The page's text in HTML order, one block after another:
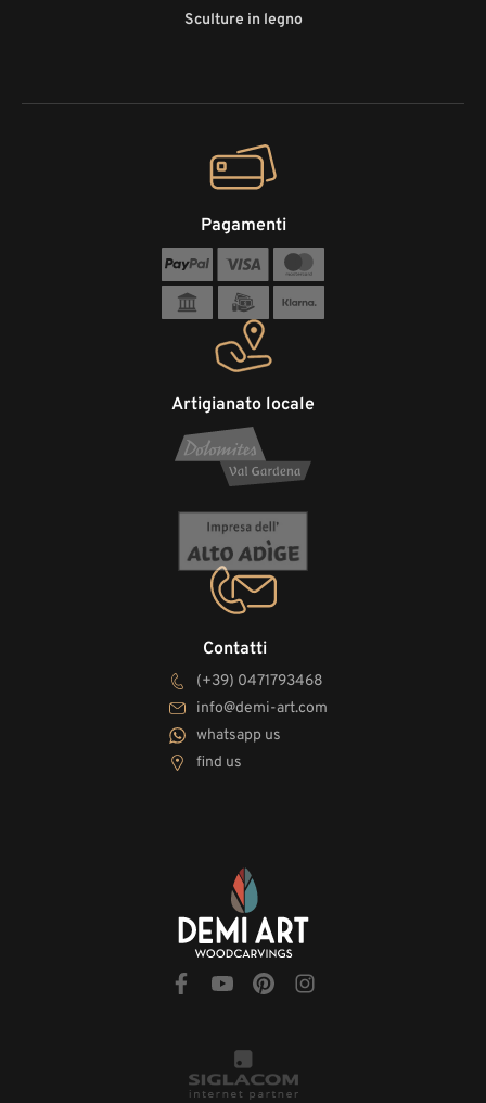
Sculture in legno
Contatti
(+39) 0471793468
info@demi-art.com
whatsapp us
find us
Artigianato locale
Pagamenti